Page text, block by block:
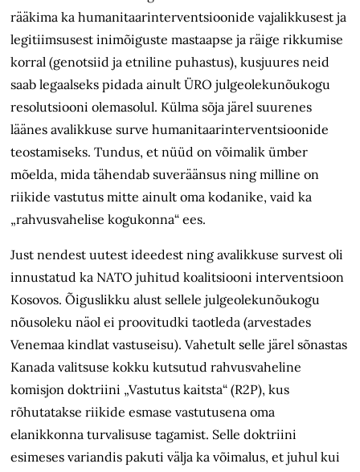
rääkima ka humanitaarinterventsioonide vajalikkusest ja
legitiimsusest inimõiguste mastaapse ja räige rikkumise
korral (genotsiid ja etniline puhastus), kusjuures neid
saab legaalseks pidada ainult ÜRO julgeolekunõukogu
resolutsiooni olemasolul. Külma sõja järel suurenes
läänes avalikkuse surve humanitaarinterventsioonide
teostamiseks. Tundus, et nüüd on võimalik ümber
mõelda, mida tähendab suveräänsus ning milline on
riikide vastutus mitte ainult oma kodanike, vaid ka
„rahvusvahelise kogukonna“ ees.
Just nendest uutest ideedest ning avalikkuse survest oli
innustatud ka NATO juhitud koalitsiooni interventsioon
Kosovos. Õiguslikku alust sellele julgeolekunõukogu
nõusoleku näol ei proovitudki taotleda (arvestades
Venemaa kindlat vastuseisu). Vahetult selle järel sõnastas
Kanada valitsuse kokku kutsutud rahvusvaheline
komisjon doktriini „Vastutus kaitsta“ (R2P), kus
rõhutatakse riikide esmase vastutusena oma
elanikkonna turvalisuse tagamist. Selle doktriini
esimeses variandis pakuti välja ka võimalus, et juhul kui